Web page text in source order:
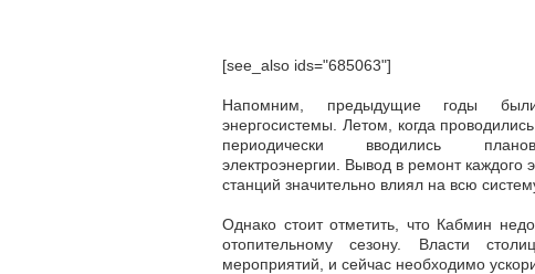
[see_also ids="685063"]
Напомним, предыдущие годы
энергосистемы. Летом, когда
периодически вводились
электроэнергии. Вывод в ремонт каждого
станций значительно влиял на всю
Однако стоит отметить, что Кабмин
отопительному сезону. Власти
мероприятий, и сейчас необходимо